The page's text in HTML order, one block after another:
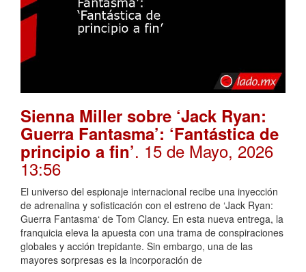
Sienna Miller sobre ‘Jack Ryan:
Guerra Fantasma’: ‘Fantástica de
principio a fin’. 15 de Mayo, 2026
13:56
El universo del espionaje internacional recibe una inyección
de adrenalina y sofisticación con el estreno de ‘Jack Ryan:
Guerra Fantasma‘ de Tom Clancy. En esta nueva entrega, la
franquicia eleva la apuesta con una trama de conspiraciones
globales y acción trepidante. Sin embargo, una de las
mayores sorpresas es la incorporación de